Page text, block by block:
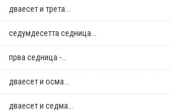
дваесет и трета...
седумдесетта седница...
прва седница -...
дваесет и осма...
дваесет и седма...